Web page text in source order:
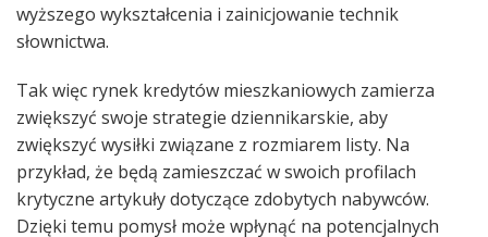
wyższego wykształcenia i zainicjowanie technik
słownictwa.
Tak więc rynek kredytów mieszkaniowych zamierza
zwiększyć swoje strategie dziennikarskie, aby
zwiększyć wysiłki związane z rozmiarem listy. Na
przykład, że będą zamieszczać w swoich profilach
krytyczne artykuły dotyczące zdobytych nabywców.
Dzięki temu pomysł może wpłynąć na potencjalnych